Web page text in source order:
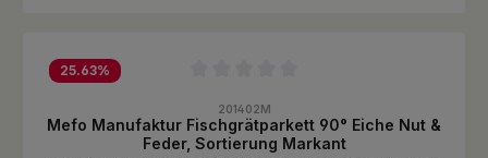
25.63%
201402M
Mefo Manufaktur Fischgrätparkett 90° Eiche Nut &
Feder, Sortierung Markant